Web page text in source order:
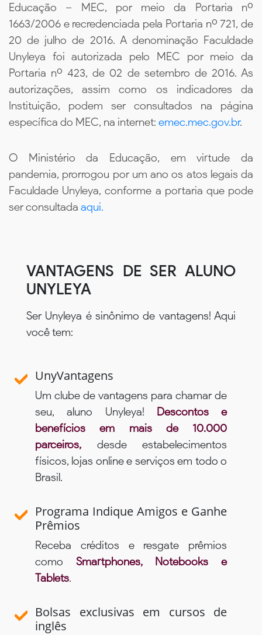
Educação – MEC, por meio da Portaria nº
1663/2006 e recredenciada pela Portaria nº 721, de
20 de julho de 2016. A denominação Faculdade
Unyleya foi autorizada pelo MEC por meio da
Portaria nº 423, de 02 de setembro de 2016. As
autorizações, assim como os indicadores da
Instituição, podem ser consultados na página
específica do MEC, na internet: emec.mec.gov.br.
O Ministério da Educação, em virtude da
pandemia, prorrogou por um ano os atos legais da
Faculdade Unyleya, conforme a portaria que pode
ser consultada aqui.
VANTAGENS DE SER ALUNO
UNYLEYA
Ser Unyleya é sinônimo de vantagens! Aqui
você tem:
UnyVantagens
Um clube de vantagens para chamar de
seu, aluno Unyleya! Descontos e
benefícios em mais de 10.000
parceiros, desde estabelecimentos
físicos, lojas online e serviços em todo o
Brasil.
Programa Indique Amigos e Ganhe
Prêmios
Receba créditos e resgate prêmios
como Smartphones, Notebooks e
Tablets.
Bolsas exclusivas em cursos de
inglês